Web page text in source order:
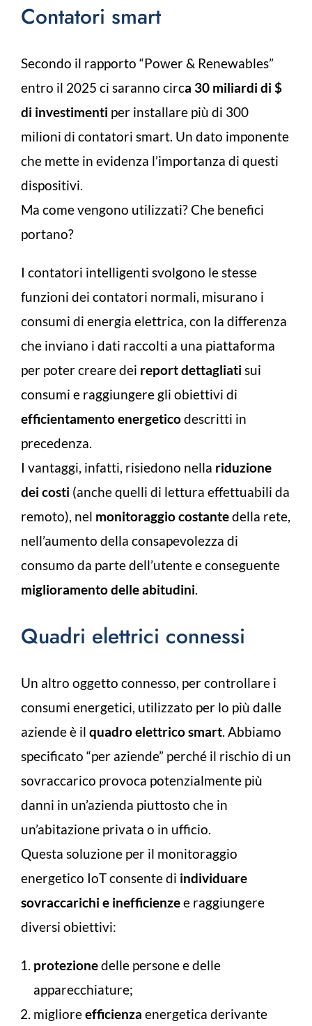
Contatori smart
Secondo il rapporto “Power & Renewables”
entro il 2025 ci saranno circa 30 miliardi di $
di investimenti per installare più di 300
milioni di contatori smart. Un dato imponente
che mette in evidenza l’importanza di questi
dispositivi.
Ma come vengono utilizzati? Che benefici
portano?
I contatori intelligenti svolgono le stesse
funzioni dei contatori normali, misurano i
consumi di energia elettrica, con la differenza
che inviano i dati raccolti a una piattaforma
per poter creare dei report dettagliati sui
consumi e raggiungere gli obiettivi di
efficientamento energeticodescritti in
precedenza.
I vantaggi, infatti, risiedono nella riduzione
dei costi (anche quelli di lettura effettuabili da
remoto), nel monitoraggio costantedella rete,
nell’aumento della consapevolezza di
consumo da parte dell’utente e conseguente
miglioramento delle abitudini.
Quadri elettrici connessi
Un altro oggetto connesso, per controllare i
consumi energetici, utilizzato per lo più dalle
aziende è il quadro elettrico smart. Abbiamo
specificato “per aziende” perché il rischio di un
sovraccarico provoca potenzialmente più
danni in un’azienda piuttosto che in
un’abitazione privata o in ufficio.
Questa soluzione per il monitoraggio
energetico IoT consente di individuare
sovraccarichi e inefficienzee raggiungere
diversi obiettivi:
protezionedelle persone e delle
apparecchiature;
miglioreefficienza energetica derivante